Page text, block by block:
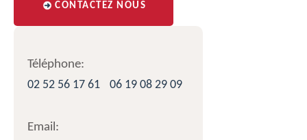
CONTACTEZ NOUS
Téléphone:
02 52 56 17 61
06 19 08 29 09
Email: